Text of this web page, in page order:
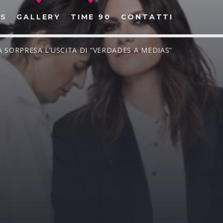
GALLERY TIME 90 CONTATTI
CERCA NEL SITO WEB:
L’USCITA DI “VERDADES A MEDIAS”